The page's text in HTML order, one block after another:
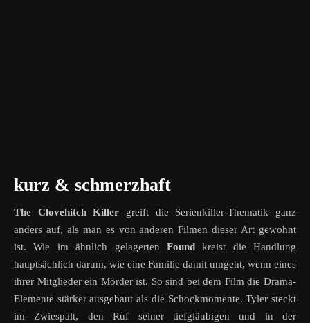
kurz & schmerzhaft
The Clovehitch Killer greift die Serienkiller-Thematik ganz
anders auf, als man es von anderen Filmen dieser Art gewohnt
ist. Wie im ähnlich gelagerten Foundkreist die Handlung
hauptsächlich darum, wie eine Familie damit umgeht, wenn eines
ihrer Mitglieder ein Mörder ist. So sind bei dem Film die Drama-
Elemente stärker ausgebaut als die Schockmomente. Tyler steckt
im Zwiespalt, den Ruf seiner tiefgläubigen und in der